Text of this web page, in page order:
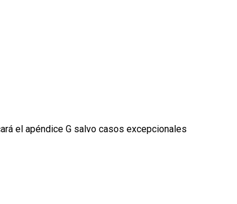
el apéndice G salvo casos excepcionales